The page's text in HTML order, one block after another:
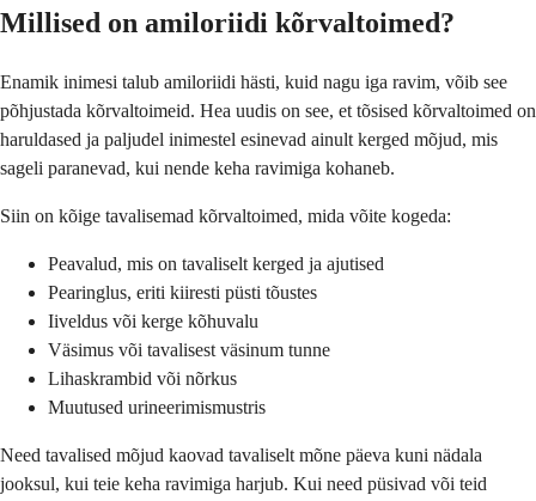
Millised on amiloriidi kõrvaltoimed?
Enamik inimesi talub amiloriidi hästi, kuid nagu iga ravim, võib see
põhjustada kõrvaltoimeid. Hea uudis on see, et tõsised kõrvaltoimed on
haruldased ja paljudel inimestel esinevad ainult kerged mõjud, mis
sageli paranevad, kui nende keha ravimiga kohaneb.
Siin on kõige tavalisemad kõrvaltoimed, mida võite kogeda:
Peavalud, mis on tavaliselt kerged ja ajutised
Pearinglus, eriti kiiresti püsti tõustes
Iiveldus või kerge kõhuvalu
Väsimus või tavalisest väsinum tunne
Lihaskrambid või nõrkus
Muutused urineerimismustris
Need tavalised mõjud kaovad tavaliselt mõne päeva kuni nädala
jooksul, kui teie keha ravimiga harjub. Kui need püsivad või teid